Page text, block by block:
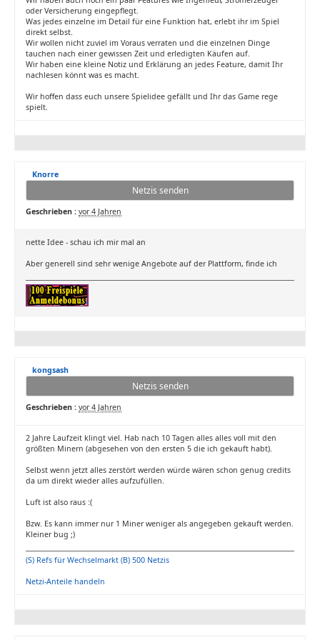
oder Versicherung eingepflegt.
Was jedes einzelne im Detail für eine Funktion hat, erlebt ihr im Spiel
direkt selbst.
Wir wollen nicht zuviel im Voraus verraten und die einzelnen Dinge
tauchen nach einer gewissen Zeit und erledigten Käufen auf.
Wir haben eine kleine Notiz und Erklärung an jedes Feature, damit Ihr
nachlesen könnt was es macht.
Wir hoffen dass euch unsere Spielidee gefällt und Ihr das Game rege
spielt.
Knorre
Netzis senden
Geschrieben : vor 4 Jahren
nette Idee - schau ich mir mal an
Aber generell sind sehr wenige Angebote auf der Plattform, finde ich
kongsash
Netzis senden
Geschrieben : vor 4 Jahren
2 Jahre Laufzeit klingt viel. Hab nach 10 Tagen alles alles voll mit den
größten Minern (abgesehen von den ersten 5 die ich gekauft habt).
Selbst wenn jetzt alles zerstört werden würde wären schon genug credits
da um direkt wieder alles aufzufüllen.
Luft ist also raus :(
Bzw. Es kann immer nur 1 Miner weniger als angegeben gekauft werden.
Kleiner bug ;)
(S) Refs für Wechselmarkt (B) 500 Netzis
Netzi-Anteile handeln